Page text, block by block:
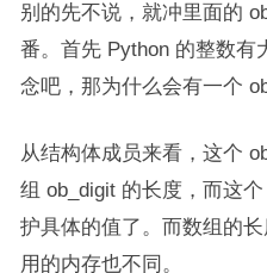
别的先不说，就冲里面的
番。首先 Python 的整数有
念吧，那为什么会有一个
从结构体成员来看，这个
组 ob_digit 的长度，而这
护具体的值了。而数组的
用的内存也不同。